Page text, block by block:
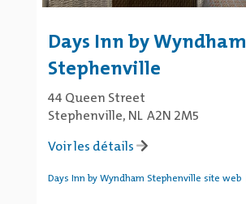
Days Inn by Wyndham
Stephenville
44 Queen Street
Stephenville, NL A2N 2M5
Voir les détails
Days Inn by Wyndham Stephenville site web